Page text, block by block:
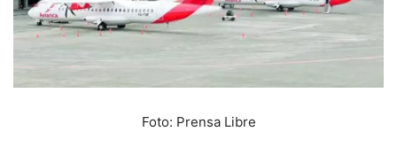
Foto: Prensa Libre